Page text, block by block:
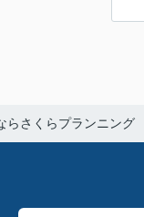
らさくらプランニング